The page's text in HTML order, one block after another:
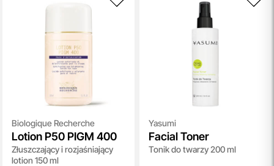
Biologique Recherche
Lotion P50 PIGM 400
Złuszczający i rozjaśniający
lotion 150 ml
Yasumi
Facial Toner
Tonik do twarzy 200 ml